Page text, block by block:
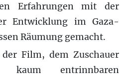
Erfahrungen mit der
Entwicklung im Gaza-
Räumung gemacht.
Film, dem Zuschauer
kaum entrinnbaren